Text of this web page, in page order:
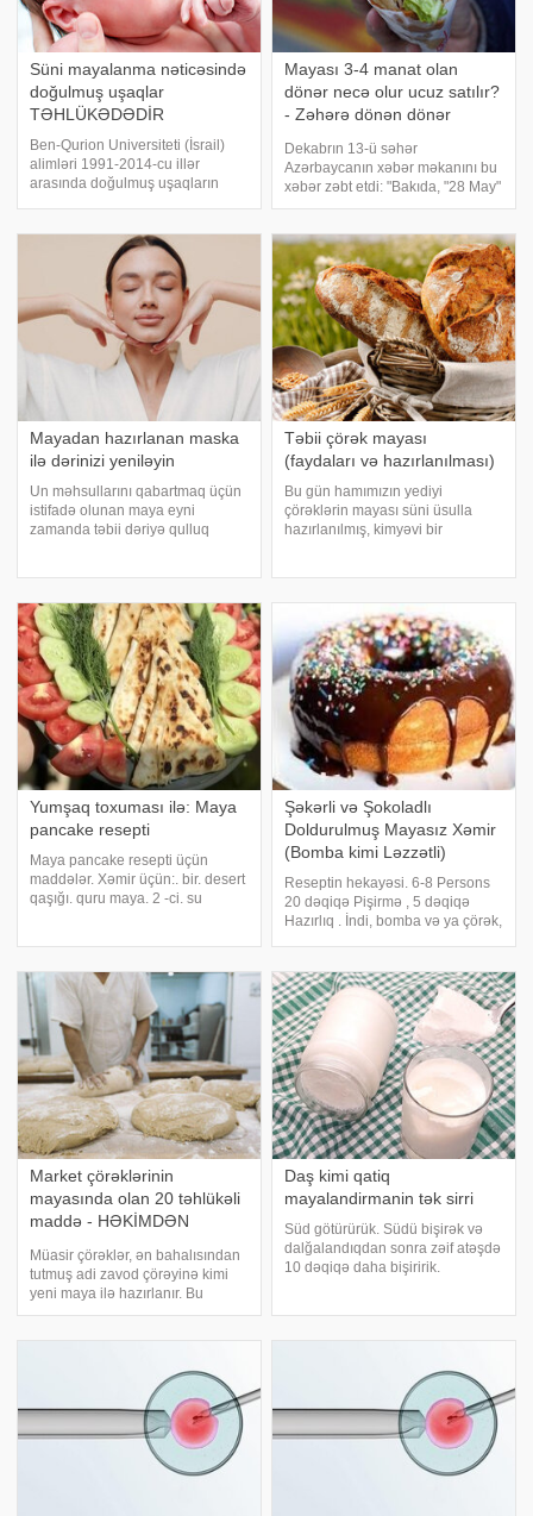
Süni mayalanma nəticəsində
doğulmuş uşaqlar
TƏHLÜKƏDƏDİR
Ben-Qurion Universiteti (İsrail)
alimləri 1991-2014-cu illər
arasında doğulmuş uşaqların
belə nəticəyə gəliblər ki, süni
mayalanma nəticəsində dünyaya
gələn uşaqlard
Mayası 3-4 manat olan
dönər necə olur ucuz satılır?
- Zəhərə dönən dönər
Dekabrın 13-ü səhər
Azərbaycanın xəbər məkanını bu
xəbər zəbt etdi: "Bakıda, "28 May"
metrostansiyası yaxınlığında
zəhərlənmə baş verib". Həmin
ərazidə dönər alan
Mayadan hazırlanan maska
ilə dərinizi yeniləyin
Un məhsullarını qabartmaq üçün
istifadə olunan maya eyni
zamanda təbii dəriyə qulluq
təmizləyərək cildin nəfəs
almasına yardımçı olur və
tərkibindək
Təbii çörək mayası
(faydaları və hazırlanılması)
Bu gün hamımızın yediyi
çörəklərin mayası süni üsulla
hazırlanılmış, kimyəvi bir
çörəyin arasında çox fərq vardır.
Süni maya ilə bi
Yumşaq toxuması ilə: Maya
pancake resepti
Maya pancake resepti üçün
maddələr. Xəmir üçün:. bir. desert
qaşığı. quru maya. 2 -ci. su
üçün:. 2 -ci. böyük ölçü. kartof
Şəkərli və Şokoladlı
Doldurulmuş Mayasız Xəmir
(Bomba kimi Ləzzətli)
Reseptin hekayəsi. 6-8 Persons
20 dəqiqə Pişirmə , 5 dəqiqə
Hazırlıq . İndi, bomba və ya çörək,
istədiyiniz zaman reseptə gəlin!.
Şəkər və Şokoladlı Doldurulmuş
May
Market çörəklərinin
mayasında olan 20 təhlükəli
maddə - HƏKİMDƏN
Müasir çörəklər, ən bahalısından
tutmuş adi zavod çörəyinə kimi
yeni maya ilə hazırlanır. Bu
mayadan hazırlanmış çörəyi
bizim vitamin, mineral, zülal
Daş kimi qatiq
mayalandirmanin tək sirri
Süd götürürük. Südü bişirək və
dalğalandıqdan sonra zəif atəşdə
10 dəqiqə daha bişiririk.
südü bir az soyudaq. Barmağımız